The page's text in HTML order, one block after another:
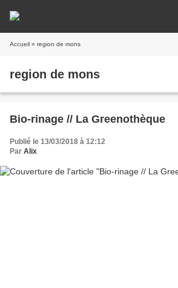
Accueil » region de mons
region de mons
Bio-rinage // La Greenothèque
Publié le 13/03/2018 à 12:12
Par Alix